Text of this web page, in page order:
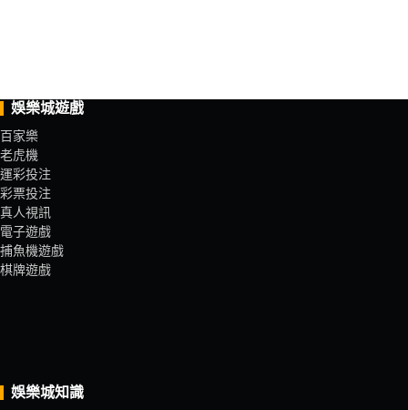
娛樂城遊戲
百家樂
老虎機
運彩投注
彩票投注
真人視訊
電子遊戲
捕魚機遊戲
棋牌遊戲
娛樂城知識